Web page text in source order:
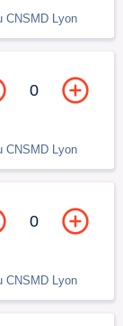
CNSMD Lyon
CNSMD Lyon
0
CNSMD Lyon
0